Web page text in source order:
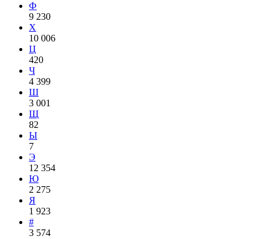
Ф
9 230
Х
10 006
Ц
420
Ч
4 399
Ш
3 001
Щ
82
Ы
7
Э
12 354
Ю
2 275
Я
1 923
#
3 574